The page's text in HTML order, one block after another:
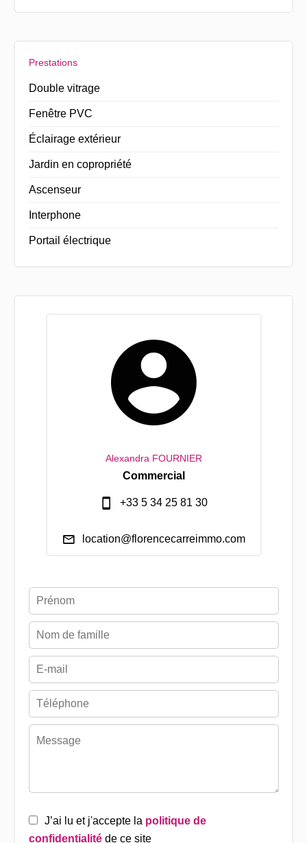
Prestations
Double vitrage
Fenêtre PVC
Éclairage extérieur
Jardin en copropriété
Ascenseur
Interphone
Portail électrique
Alexandra FOURNIER
Commercial
+33 5 34 25 81 30
location@florencecarreimmo.com
J’ai lu et j'accepte la politique de
confidentialitéde ce site